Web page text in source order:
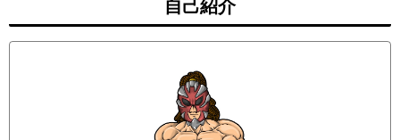
自己紹介